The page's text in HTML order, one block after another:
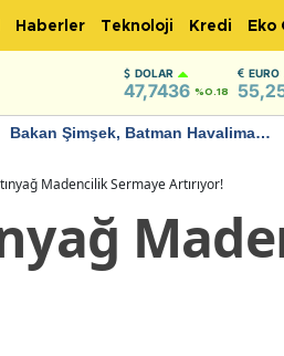
Haberler Teknoloji Kredi Eko
DOLAR
47,7436 %0.18
EURO
Akaryakıt fiyatlarına zam geliyor:
Madencilik Sermaye Artırıyor!